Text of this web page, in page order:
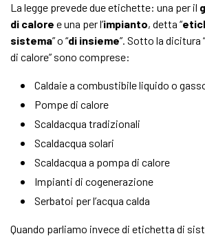
La legge prevede due etichette: una per il
di calore e una per l’impianto, detta “
sistema” o “di insieme”. Sotto la dicitura
di calore” sono comprese:
Caldaie a combustibile liquido o
Pompe di calore
Scaldacqua tradizionali
Scaldacqua solari
Scaldacqua a pompa di calore
Impianti di cogenerazione
Serbatoi per l’acqua calda
Quando parliamo invece di etichetta di